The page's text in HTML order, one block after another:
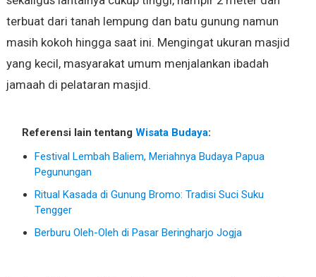
terbuat dari tanah lempung dan batu gunung namun
masih kokoh hingga saat ini. Mengingat ukuran masjid
yang kecil, masyarakat umum menjalankan ibadah
jamaah di pelataran masjid.
Referensi lain tentang Wisata Budaya:
Festival Lembah Baliem, Meriahnya Budaya Papua
Pegunungan
Ritual Kasada di Gunung Bromo: Tradisi Suci Suku
Tengger
Berburu Oleh-Oleh di Pasar Beringharjo Jogja